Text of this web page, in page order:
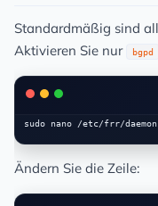
Standardmäßig sind
Aktivieren Sie nur
bgpd
Ändern Sie die Zeile: